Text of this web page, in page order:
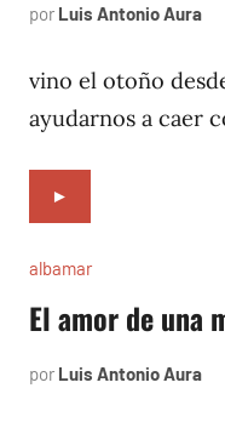
por Luis Antonio Aura
vino el otoño
ayudarnos a caer
►
albamar
El amor de una
por Luis Antonio Aura